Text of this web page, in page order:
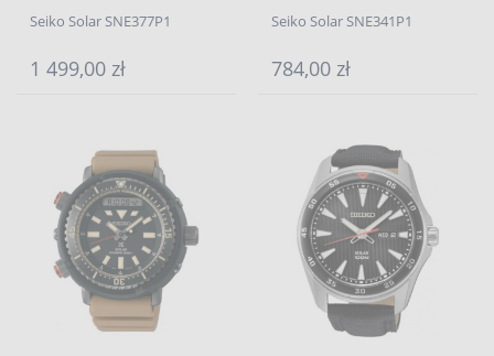
Seiko Solar SNE377P1
1 499,00 zł
Seiko Solar SNE341P1
784,00 zł